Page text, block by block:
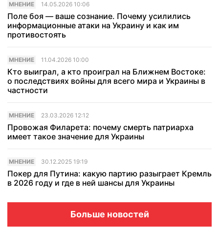
МНЕНИЕ 14.05.2026 10:06
Поле боя — ваше сознание. Почему усилились
информационные атаки на Украину и как им
противостоять
МНЕНИЕ 11.04.2026 10:00
Кто выиграл, а кто проиграл на Ближнем Востоке:
о последствиях войны для всего мира и Украины в
частности
МНЕНИЕ 23.03.2026 12:12
Провожая Филарета: почему смерть патриарха
имеет такое значение для Украины
МНЕНИЕ 30.12.2025 19:19
Покер для Путина: какую партию разыграет Кремль
в 2026 году и где в ней шансы для Украины
Больше новостей